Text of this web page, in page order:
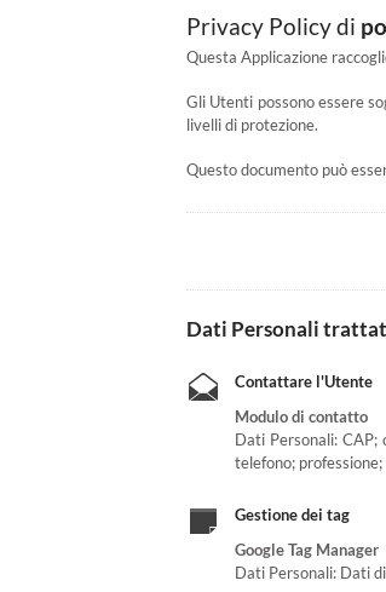
Privacy Policy di
Questa Applicazione
Gli Utenti possono essere
livelli di protezione.
Questo documento può
Dati Personali
Contattare l'Utente
Modulo di contatto
Dati Personali:
telefono;
Gestione dei tag
Google Tag Manager
Dati Personali: Dati